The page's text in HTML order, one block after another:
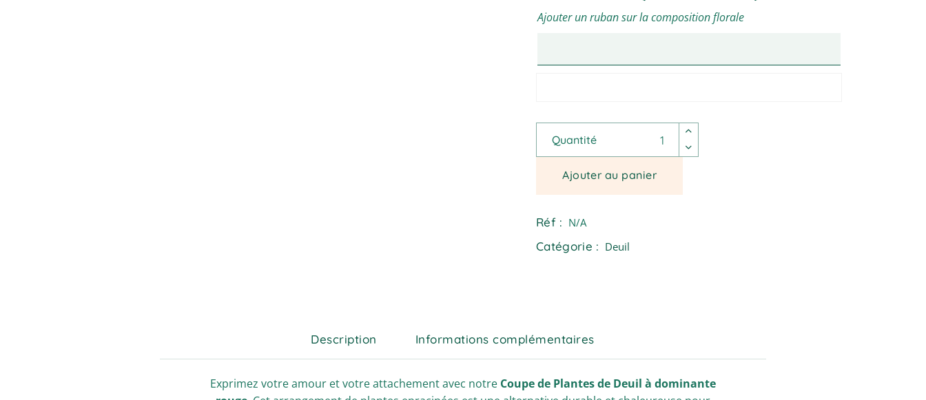
Ajouter un ruban sur la composition florale
Floriette - Coupe de plantes à dominante rouge quantité
Quantité
Ajouter au panier
Réf : N/A
Catégorie : Deuil
Description Informations complémentaires
Exprimez votre amour et votre attachement avec notre Coupe de Plantes de Deuil à dominante